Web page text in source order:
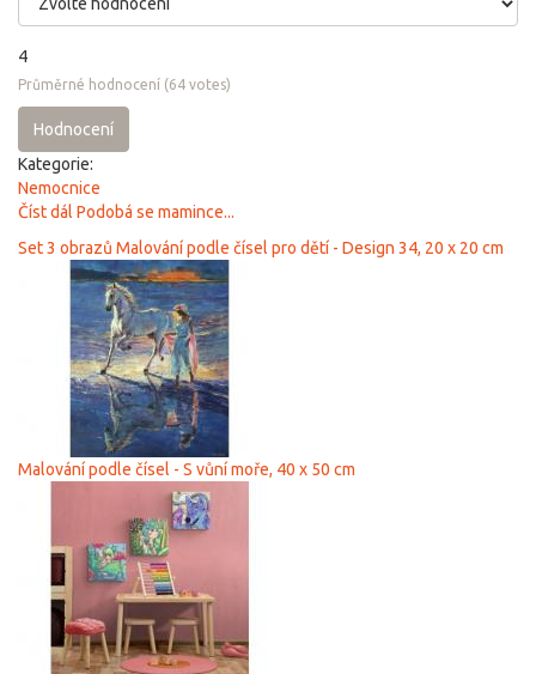
4
Průměrné hodnocení (64 votes)
Hodnocení
Kategorie:
Nemocnice
Číst dál Podobá se mamince...
Set 3 obrazů Malování podle čísel pro dětí - Design 34, 20 x 20 cm
Malování podle čísel - S vůní moře, 40 х 50 cm